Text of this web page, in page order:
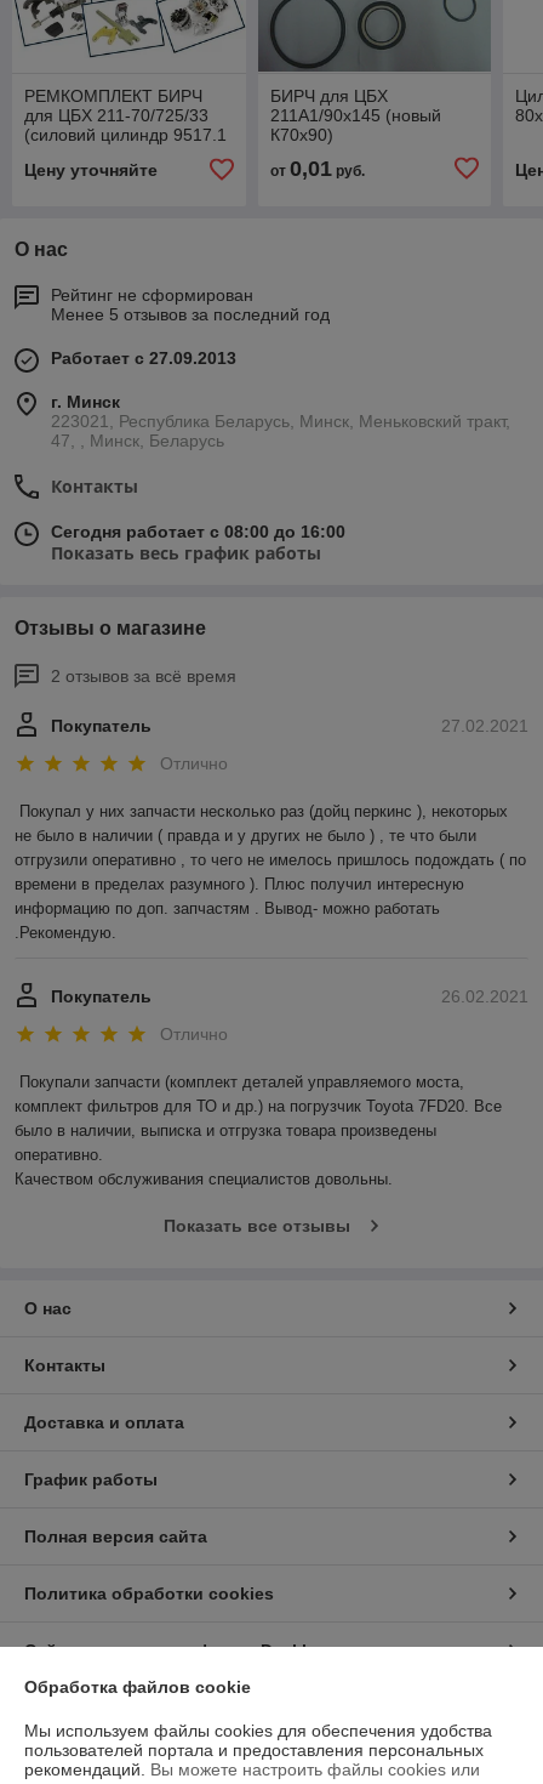
РЕМКОМПЛЕКТ БИРЧ
для ЦБХ 211-70/725/33
(силовий цилиндр 9517.1
Цену уточняйте
БИРЧ для ЦБХ
211А1/90х145 (новый
К70х90)
от 0,01руб.
О нас
Рейтинг не сформирован
Менее 5 отзывов за последний год
Работает с 27.09.2013
г. Минск
223021, Республика Беларусь, Минск, Меньковский тракт,
47, , Минск, Беларусь
Контакты
Сегодня работает с 08:00 до 16:00
Показать весь график работы
Отзывы о магазине
2 отзывов за всё время
27.02.2021
Покупатель
Отлично
Покупал у них запчасти несколько раз (дойц перкинс ), некоторых
не было в наличии ( правда и у других не было ) , те что были
отгрузили оперативно , то чего не имелось пришлось подождать ( по
времени в пределах разумного ). Плюс получил интересную
информацию по доп. запчастям . Вывод- можно работать
.Рекомендую.
26.02.2021
Покупатель
Отлично
Покупали запчасти (комплект деталей управляемого моста,
комплект фильтров для ТО и др.) на погрузчик Toyota 7FD20. Все
было в наличии, выписка и отгрузка товара произведены
оперативно.
Качеством обслуживания специалистов довольны.
Показать все отзывы
О нас
Контакты
Доставка и оплата
График работы
Полная версия сайта
Политика обработки cookies
Сайт создан на платформе Deal.by
Обработка файлов cookie
Мы используем файлы cookies для обеспечения удобства
пользователей портала и предоставления персональных
рекомендаций. Вы можете настроить файлы cookies или